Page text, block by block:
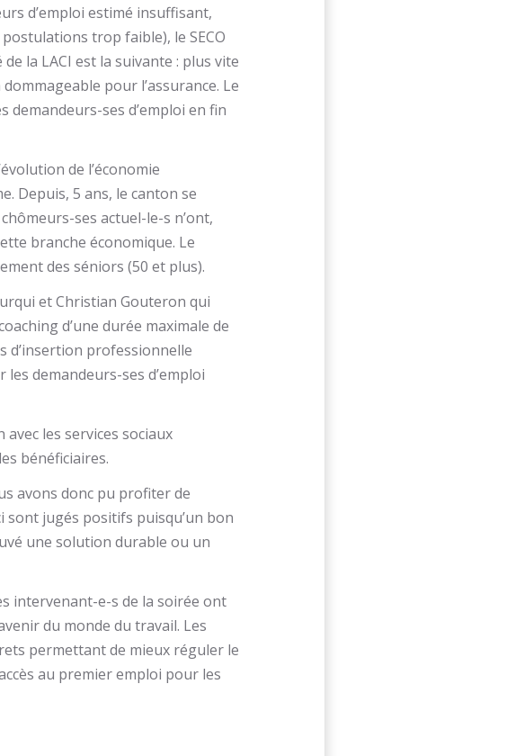
d’emploi estimé insuffisant,
trop faible), le SECO
la LACI est la suivante : plus vite
pour l’assurance. Le
demandeurs-ses d’emploi en fin
de l’économie
Depuis, 5 ans, le canton se
ses actuel-le-s n’ont,
branche économique. Le
des séniors (50 et plus).
et Christian Gouteron qui
d’une durée maximale de
d’insertion professionnelle
demandeurs-ses d’emploi
les services sociaux
bénéficiaires.
avons donc pu profiter de
sont jugés positifs puisqu’un bon
une solution durable ou un
intervenant-e-s de la soirée ont
du monde du travail. Les
permettant de mieux réguler le
au premier emploi pour les